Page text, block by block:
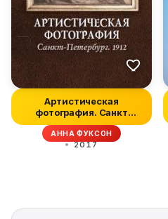
Артистическая
фотография. Санкт
Петербург. 1912
АННА ФУКСОН
2017